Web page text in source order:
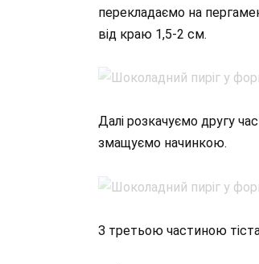
перекладаємо на
від краю 1,5-2 см.
Далі розкачуємо другу
змащуємо начинкою.
З третьою частиною